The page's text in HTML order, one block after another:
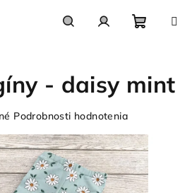
košík
- daisy mint
Podrobnosti hodnotenia